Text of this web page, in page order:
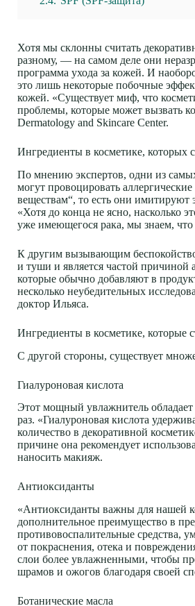
Хотя мы склонны считать
разному, — на самом деле они
программа ухода за кожей. И
это лишь некоторые побочные
кожей. «Существует миф, что
проблемы, которые может вызвать
Dermatology and Skincare Center.
Ингредиенты в косметике, которых
По мнению экспертов, одни из
могут провоцировать
веществам“, то есть они имитируют
«Хотя до конца не ясно, насколько
уже имеющегося рака, мы знаем, что
К другим вызывающим беспокойство
и туши и является частой причиной
которые обычно добавляют в
несколько неубедительных
доктор Ильяса.
Ингредиенты в косметике, которые
С другой стороны, существует
Гиалуроновая кислота
Этот мощный увлажнитель
раз. «Гиалуроновая кислота
количество в декоративной
причине она рекомендует
наносить макияж.
Антиоксиданты
«Антиоксиданты важны для нашей
дополнительное преимущество в
противовоспалительные
от покраснения, отека и
слои более увлажненными, чтобы
шрамов и ожогов благодаря своей
Ботанические масла